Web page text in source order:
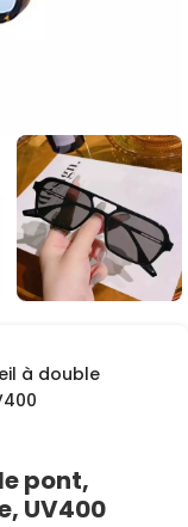
à double
pont,
UV400